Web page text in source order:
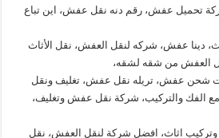
تحميل عفش، رقم دنه نقل عفش، اين تباع
دينا عفش، شركه لنقل العفش، نقل الأثاث
العفش من شقه لشقه،
شحن عفش، تريله نقل عفش، تغليف ونقل
الفك والتركيب، شركة نقل عفش وتغليف،
وتركيب اثاث، افضل شركة لنقل العفش، نقل